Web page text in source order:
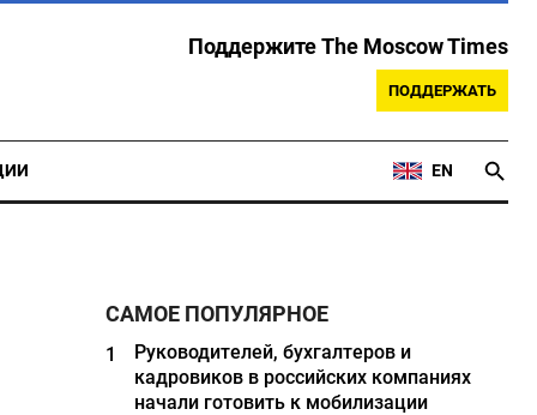
Поддержите The Moscow Times
ПОДДЕРЖАТЬ
EN
САМОЕ ПОПУЛЯРНОЕ
1
Руководителей, бухгалтеров и
кадровиков в российских компаниях
начали готовить к мобилизации